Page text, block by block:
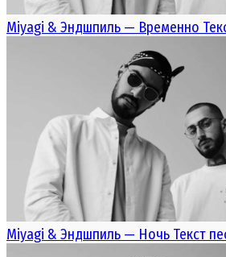
Miyagi & Эндшпиль — Временно
Miyagi & Эндшпиль — Ночь Текст